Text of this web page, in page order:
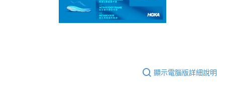
顯示電腦版詳細說明